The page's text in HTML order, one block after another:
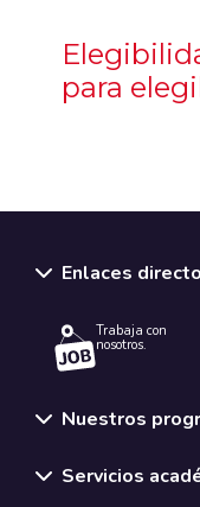
para
Enlaces
Trabaja con
nosotros.
Nuestros
Servicios